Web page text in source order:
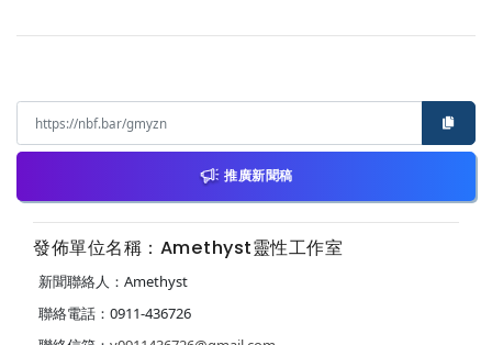
推廣新聞稿
發佈單位名稱：Amethyst靈性工作室
新聞聯絡人：Amethyst
聯絡電話：0911-436726